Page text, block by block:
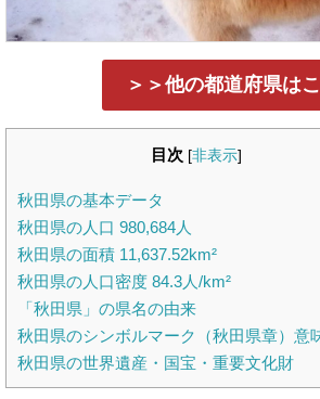
＞＞他の都道府県は
目次 [非表示]
秋田県の基本データ
秋田県の人口 980,684人
秋田県の面積 11,637.52km²
秋田県の人口密度 84.3人/km²
「秋田県」の県名の由来
秋田県のシンボルマーク（秋田県章）意
秋田県の世界遺産・国宝・重要文化財